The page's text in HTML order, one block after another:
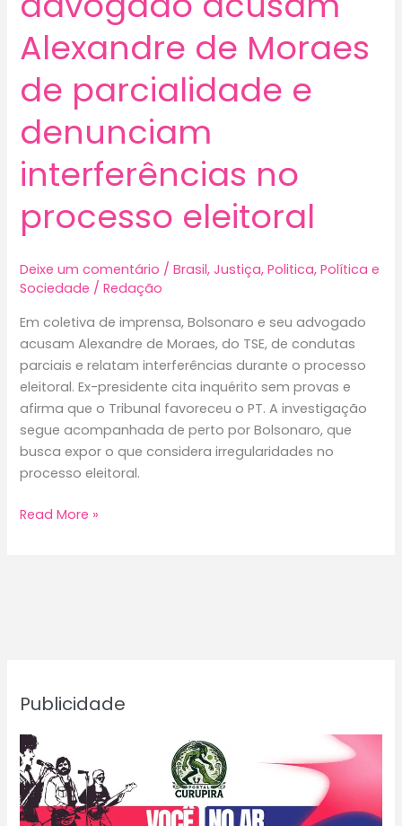
Publicidade
Alexandre de Moraes
de parcialidade e
denunciam
interferências no
processo eleitoral
Deixe um comentário /Brasil,Justiça,Politica,Política e
Sociedade /Redação
Em coletiva de imprensa, Bolsonaro e seu advogado
acusam Alexandre de Moraes, do TSE, de condutas
parciais e relatam interferências durante o processo
eleitoral. Ex-presidente cita inquérito sem provas e
afirma que o Tribunal favoreceu o PT. A investigação
segue acompanhada de perto por Bolsonaro, que
busca expor o que considera irregularidades no
processo eleitoral.
Bolsonaro
parcialidade
denunciam
interferências
no
processo
Read More »